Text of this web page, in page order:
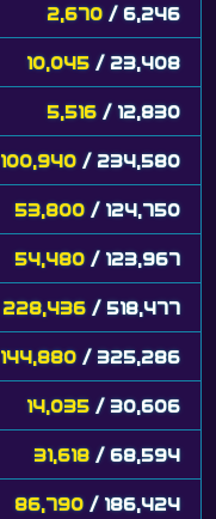
2,670 / 6,246
10,045 / 23,408
5,516 / 12,830
100,940 / 234,580
53,800 / 124,750
54,480 / 123,967
228,436 / 518,477
144,880 / 325,286
14,035 / 30,606
31,618 / 68,594
86,790 / 186,424